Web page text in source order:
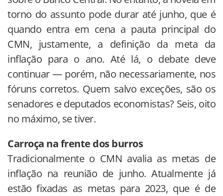
torno do assunto pode durar até junho, que é
quando entra em cena a pauta principal do
CMN, justamente, a definição da meta da
inflação para o ano. Até lá, o debate deve
continuar — porém, não necessariamente, nos
fóruns corretos. Quem salvo exceções, são os
senadores e deputados economistas? Seis, oito
no máximo, se tiver.
Carroça na frente dos burros
Tradicionalmente o CMN avalia as metas de
inflação na reunião de junho. Atualmente já
estão fixadas as metas para 2023, que é de